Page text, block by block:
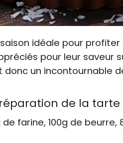
idéale pour
pour leur saveur
donc un incontournable
de la tarte
de farine, 100g de